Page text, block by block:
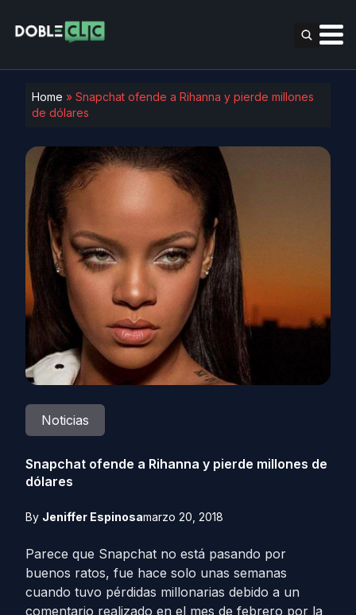
Home » Snapchat ofende a Rihanna y pierde millones
de dólares
Noticias
Snapchat ofende a Rihanna y pierde millones de
dólares
By Jeniffer Espinosamarzo 20, 2018
Parece que Snapchat no está pasando por
buenos ratos, fue hace solo unas semanas
cuando tuvo pérdidas millonarias debido a un
comentario realizado en el mes de febrero por la